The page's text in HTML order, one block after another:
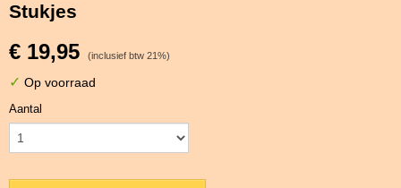
Stukjes
€ 19,95 (inclusief btw 21%)
✓ Op voorraad
Aantal